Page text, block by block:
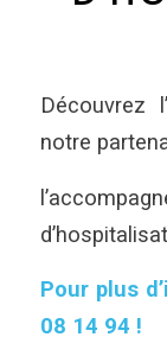
Découvrez
notre
Pour plus
08 14 94 !